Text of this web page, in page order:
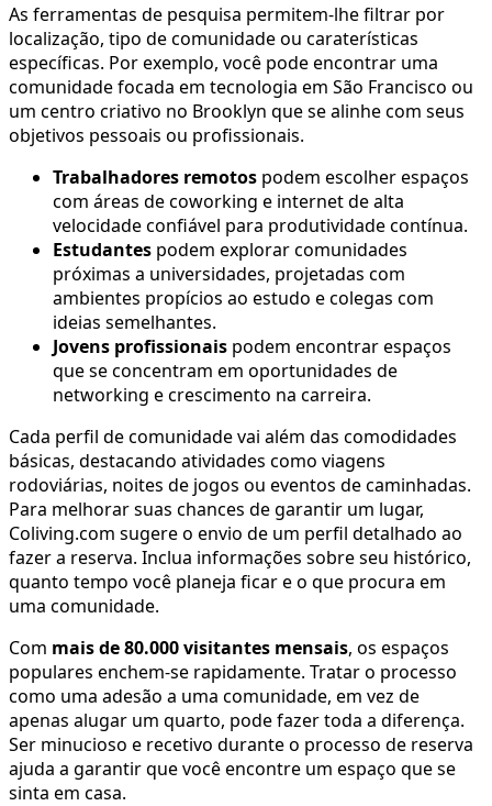
As ferramentas de pesquisa permitem-lhe filtrar por
localização, tipo de comunidade ou caraterísticas
específicas. Por exemplo, você pode encontrar uma
comunidade focada em tecnologia em São Francisco ou
um centro criativo no Brooklyn que se alinhe com seus
objetivos pessoais ou profissionais.
Trabalhadores remotos podem escolher espaços
com áreas de coworking e internet de alta
velocidade confiável para produtividade contínua.
Estudantes podem explorar comunidades
próximas a universidades, projetadas com
ambientes propícios ao estudo e colegas com
ideias semelhantes.
Jovens profissionais podem encontrar espaços
que se concentram em oportunidades de
networking e crescimento na carreira.
Cada perfil de comunidade vai além das comodidades
básicas, destacando atividades como viagens
rodoviárias, noites de jogos ou eventos de caminhadas.
Para melhorar suas chances de garantir um lugar,
Coliving.com sugere o envio de um perfil detalhado ao
fazer a reserva. Inclua informações sobre seu histórico,
quanto tempo você planeja ficar e o que procura em
uma comunidade.
Com mais de 80.000 visitantes mensais, os espaços
populares enchem-se rapidamente. Tratar o processo
como uma adesão a uma comunidade, em vez de
apenas alugar um quarto, pode fazer toda a diferença.
Ser minucioso e recetivo durante o processo de reserva
ajuda a garantir que você encontre um espaço que se
sinta em casa.